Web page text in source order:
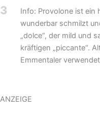
3
Info: Provolone ist ein
wunderbar schmilzt
„dolce“, der mild und
kräftigen „piccante“.
Emmentaler
ANZEIGE